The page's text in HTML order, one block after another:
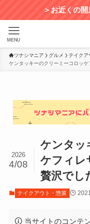
＞お近くの
MENU
ツナシマニア グルメ
テイクア
ケンタッキーのクリーミーコロッ
ケンタッ
ケフィレ
贅沢でし
2026
4/08
テイクアウト・惣菜
当サイトのコンテ